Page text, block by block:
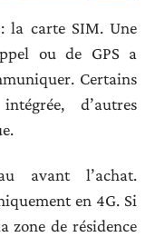
la carte SIM. Une
ou de GPS a
Certains
d’autres
avant l’achat.
en 4G. Si
zone de résidence